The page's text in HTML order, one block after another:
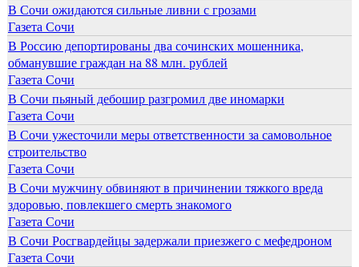
В Сочи ожидаются сильные ливни с грозами
Газета Сочи
В Россию депортированы два сочинских мошенника,
обманувшие граждан на 88 млн. рублей
Газета Сочи
В Сочи пьяный дебошир разгромил две иномарки
Газета Сочи
В Сочи ужесточили меры ответственности за самовольное
строительство
Газета Сочи
В Сочи мужчину обвиняют в причинении тяжкого вреда
здоровью, повлекшего смерть знакомого
Газета Сочи
В Сочи Росгвардейцы задержали приезжего с мефедроном
Газета Сочи